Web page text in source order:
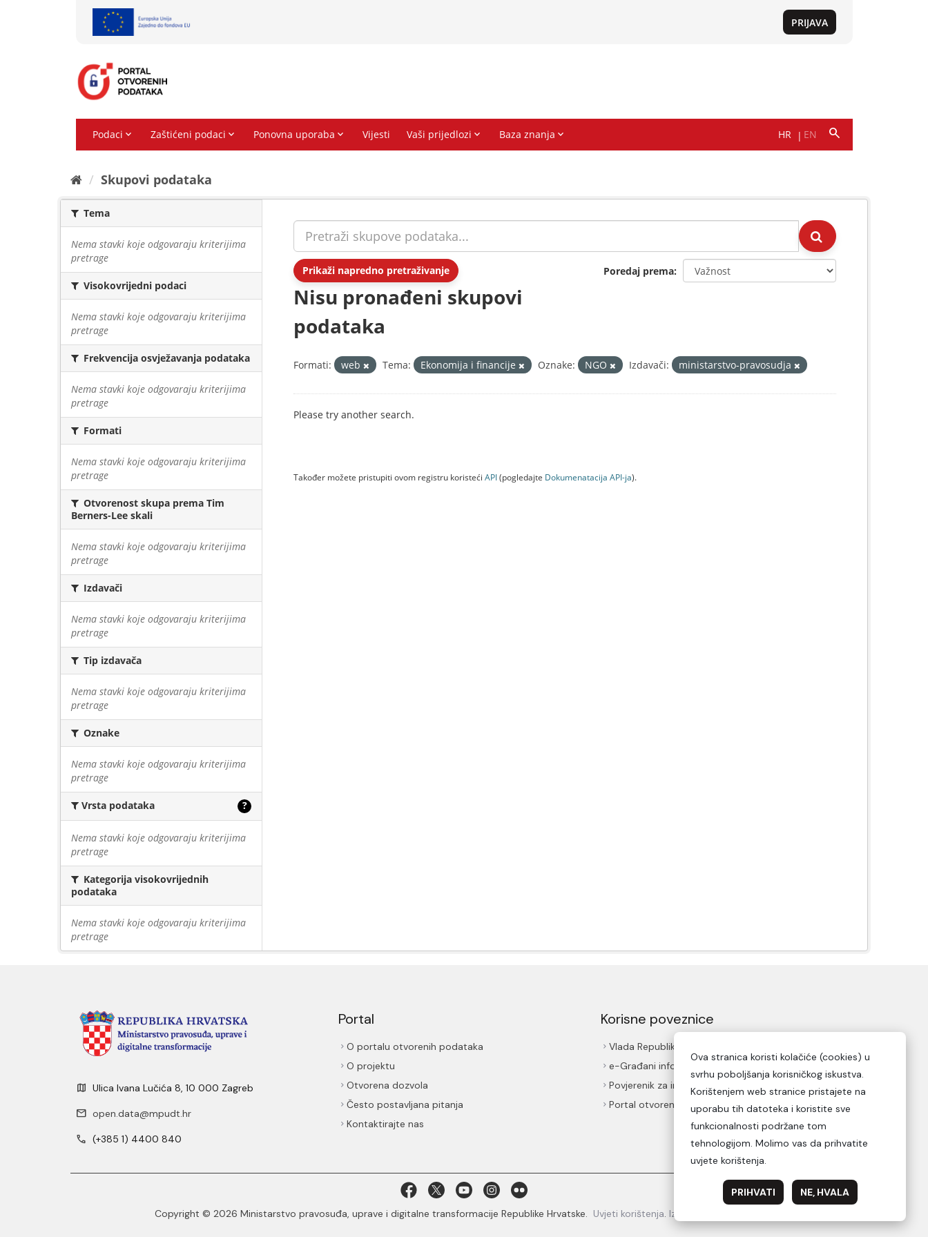
Skupovi podаtаkа
Tema
Nema stavki koje odgovaraju kriterijima
pretrage
Visokovrijedni podaci
Nema stavki koje odgovaraju kriterijima
pretrage
Frekvencija osvježavanja podataka
Nema stavki koje odgovaraju kriterijima
pretrage
Formati
Nema stavki koje odgovaraju kriterijima
pretrage
Otvorenost skupa prema Tim
Berners-Lee skali
Nema stavki koje odgovaraju kriterijima
pretrage
Izdavači
Nema stavki koje odgovaraju kriterijima
pretrage
Tip izdavača
Nema stavki koje odgovaraju kriterijima
pretrage
Oznake
Nema stavki koje odgovaraju kriterijima
pretrage
Vrsta podataka ?
Nema stavki koje odgovaraju kriterijima
pretrage
Kategorija visokovrijednih
podataka
Nema stavki koje odgovaraju kriterijima
pretrage
Prikaži napredno pretraživanje Poredaj prema
Nisu pronađeni skupovi
podataka
Formati: web Tema: Ekonomija i financije Oznake: NGO Izdavači: ministarstvo-pravosudja
Please try another search.
Također možete pristupiti ovom registru koristeći API(pogledajte Dokumenаtаcijа API-jа).